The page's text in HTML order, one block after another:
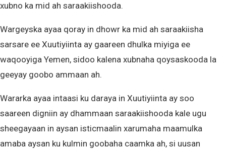
xubno ka mid ah saraakiishooda.
Wargeyska ayaa qoray in dhowr ka mid ah saraakiisha
sarsare ee Xuutiyiinta ay gaareen dhulka miyiga ee
waqooyiga Yemen, sidoo kalena xubnaha qoysaskooda la
geeyay goobo ammaan ah.
Wararka ayaa intaasi ku daraya in Xuutiyiinta ay soo
saareen digniin ay dhammaan saraakiishooda kale ugu
sheegayaan in aysan isticmaalin xarumaha maamulka
amaba aysan ku kulmin goobaha caamka ah, si uusan